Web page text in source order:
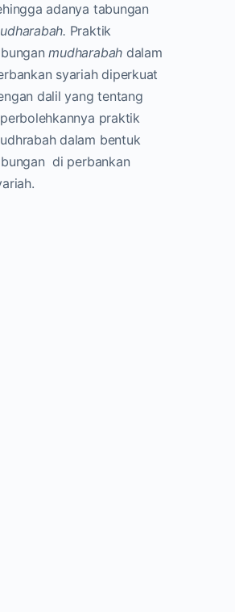
adanya tabungan
Praktik
mudharabah dalam
syariah diperkuat
dalil yang tentang
praktik
dalam bentuk
di perbankan